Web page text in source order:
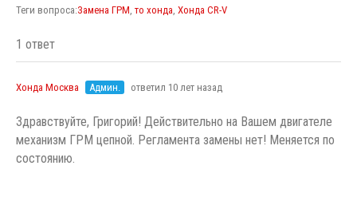
Теги вопроса:Замена ГРМ, то хонда, Хонда CR-V
1 ответ
Хонда Москва Админ. ответил 10 лет назад
Здравствуйте, Григорий! Действительно на Вашем двигателе
механизм ГРМ цепной. Регламента замены нет! Меняется по
состоянию.